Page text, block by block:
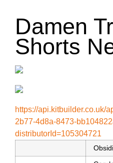
Damen
Shorts
https://api.kitbuilder.co.uk/
2b77-4d8a-8473-
distributorId=105304721